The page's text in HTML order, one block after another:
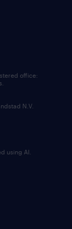
office:
N.V.
using AI.